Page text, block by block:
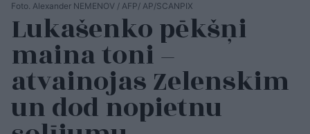
Foto. Alexander NEMENOV / AFP/ AP/SCANPIX
Lukašenko pēkšņi
maina toni –
atvainojas Zelenskim
un dod nopietnu